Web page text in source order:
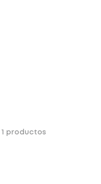
productos